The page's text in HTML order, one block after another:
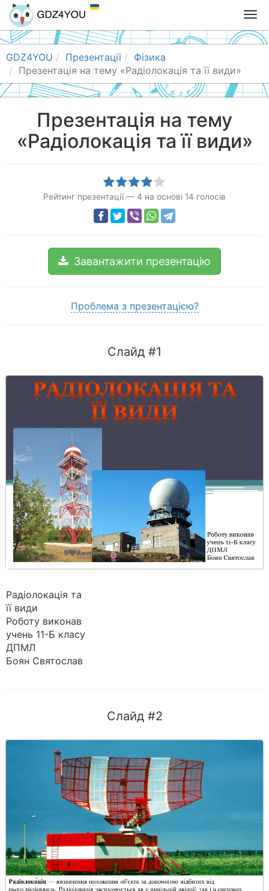
T
o
g
e
n
g
GDZ4YOU Презентації
Фізика
Презентація на тему «Радіолокація та її види»
Презентація на тему
«Радіолокація та її види»
Рейтинг презентації — 4 на основі 14 голосів
Завантажити презентацію
Проблема з презентацією?
Слайд #1
Радіолокація та
її види
Роботу виконав
учень 11-Б класу
ДПМЛ
Боян Святослав
Слайд #2